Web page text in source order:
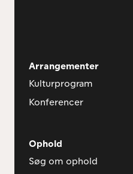
Arrangementer
Kulturprogram
Konferencer
Ophold
Søg om ophold